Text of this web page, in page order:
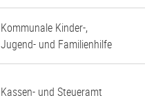
Kommunale Kinder-,
Jugend- und Familienhilfe
Kassen- und Steueramt